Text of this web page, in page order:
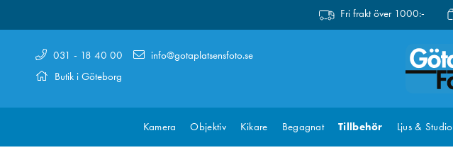
Fri frakt över 1000:-
031 - 18 40 00
Butik i Göteborg
info@gotaplatsensfoto.se
Kamera Objektiv Kikare Begagnat Tillbehör Ljus & Studio